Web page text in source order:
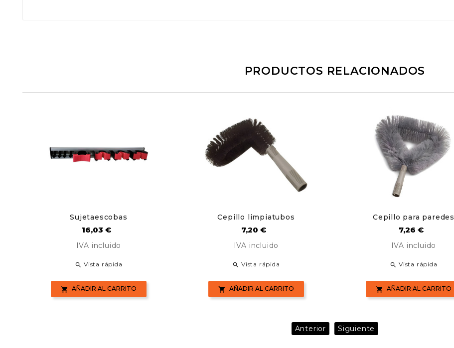
PRODUCTOS RELACIONADOS
Sujetaescobas
Precio
16,03 €
IVA incluido
 Vista rápida
 AÑADIR AL CARRITO
Cepillo limpiatubos
Precio
7,20 €
IVA incluido
 Vista rápida
 AÑADIR AL CARRITO
Cepillo para paredes
Precio
7,26 €
IVA incluido
 Vista rápida
 AÑADIR AL CARRITO
Anterior Siguiente